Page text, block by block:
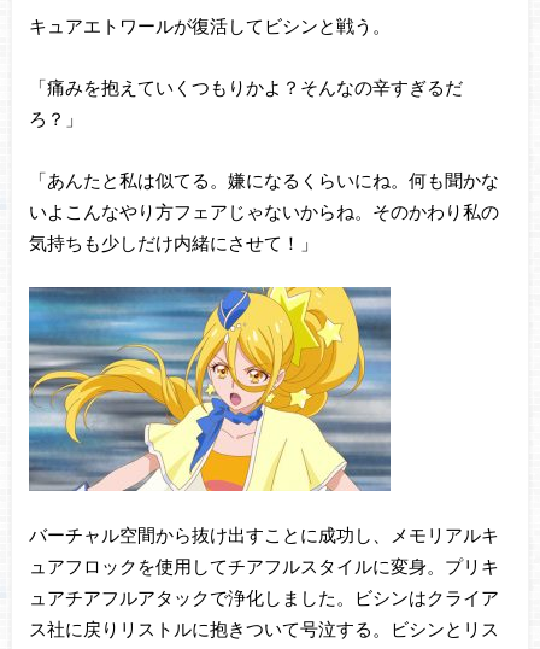
キュアエトワールが復活してビシンと戦う。
「痛みを抱えていくつもりかよ？そんなの辛すぎるだ
ろ？」
「あんたと私は似てる。嫌になるくらいにね。何も聞かな
いよこんなやり方フェアじゃないからね。そのかわり私の
気持ちも少しだけ内緒にさせて！」
バーチャル空間から抜け出すことに成功し、メモリアルキ
ュアフロックを使用してチアフルスタイルに変身。プリキ
ュアチアフルアタックで浄化しました。ビシンはクライア
ス社に戻りリストルに抱きついて号泣する。ビシンとリス